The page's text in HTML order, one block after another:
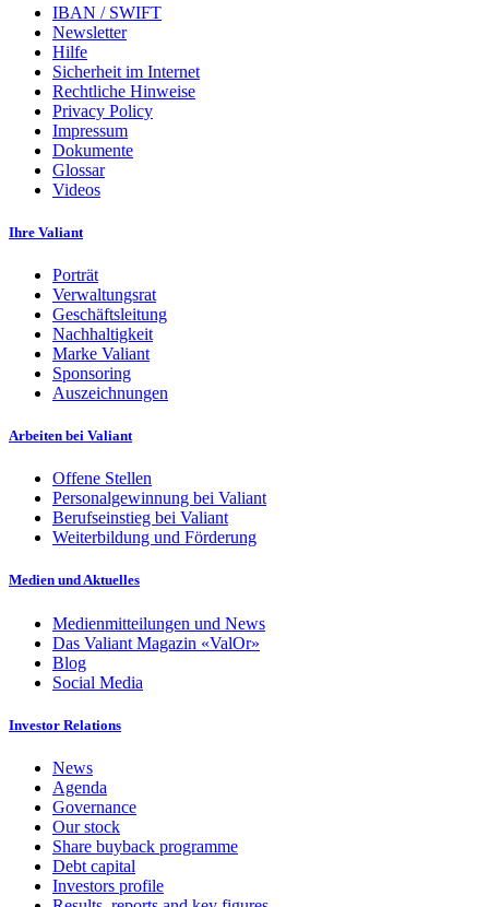
IBAN / SWIFT
Newsletter
Hilfe
Sicherheit im Internet
Rechtliche Hinweise
Privacy Policy
Impressum
Dokumente
Glossar
Videos
Ihre Valiant
Porträt
Verwaltungsrat
Geschäftsleitung
Nachhaltigkeit
Marke Valiant
Sponsoring
Auszeichnungen
Arbeiten bei Valiant
Offene Stellen
Personalgewinnung bei Valiant
Berufseinstieg bei Valiant
Weiterbildung und Förderung
Medien und Aktuelles
Medienmitteilungen und News
Das Valiant Magazin «ValOr»
Blog
Social Media
Investor Relations
News
Agenda
Governance
Our stock
Share buyback programme
Debt capital
Investors profile